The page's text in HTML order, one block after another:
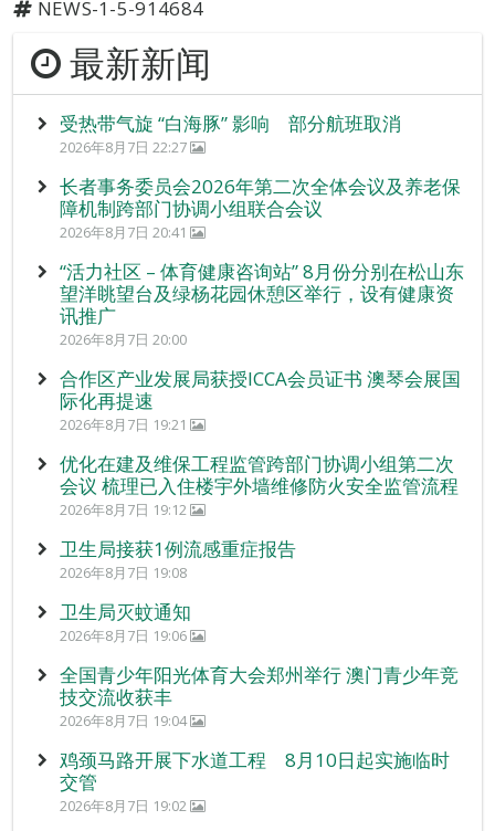
NEWS-1-5-914684
最新新闻
受热带气旋 “白海豚” 影响 部分航班取消
2026年8月7日 22:27
长者事务委员会2026年第二次全体会议及养老保
障机制跨部门协调小组联合会议
2026年8月7日 20:41
“活力社区 – 体育健康咨询站” 8月份分别在松山东
望洋眺望台及绿杨花园休憩区举行，设有健康资
讯推广
2026年8月7日 20:00
合作区产业发展局获授ICCA会员证书 澳琴会展国
际化再提速
2026年8月7日 19:21
优化在建及维保工程监管跨部门协调小组第二次
会议 梳理已入住楼宇外墙维修防火安全监管流程
2026年8月7日 19:12
卫生局接获1例流感重症报告
2026年8月7日 19:08
卫生局灭蚊通知
2026年8月7日 19:06
全国青少年阳光体育大会郑州举行 澳门青少年竞
技交流收获丰
2026年8月7日 19:04
鸡颈马路开展下水道工程 8月10日起实施临时
交管
2026年8月7日 19:02